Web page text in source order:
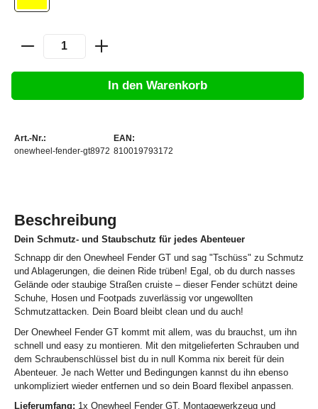
In den Warenkorb
Art.-Nr.:
onewheel-fender-gt8972
EAN:
810019793172
Beschreibung
Dein Schmutz- und Staubschutz für jedes Abenteuer
Schnapp dir den Onewheel Fender GT und sag "Tschüss" zu Schmutz
und Ablagerungen, die deinen Ride trüben! Egal, ob du durch nasses
Gelände oder staubige Straßen cruiste – dieser Fender schützt deine
Schuhe, Hosen und Footpads zuverlässig vor ungewollten
Schmutzattacken. Dein Board bleibt clean und du auch!
Der Onewheel Fender GT kommt mit allem, was du brauchst, um ihn
schnell und easy zu montieren. Mit den mitgelieferten Schrauben und
dem Schraubenschlüssel bist du in null Komma nix bereit für dein
Abenteuer. Je nach Wetter und Bedingungen kannst du ihn ebenso
unkompliziert wieder entfernen und so dein Board flexibel anpassen.
Lieferumfang: 1x Onewheel Fender GT, Montagewerkzeug und